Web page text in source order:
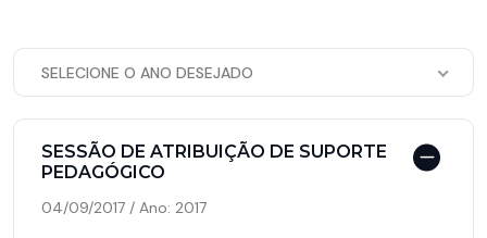
SELECIONE O ANO DESEJADO
SESSÃO DE ATRIBUIÇÃO DE SUPORTE
PEDAGÓGICO
04/09/2017 / Ano: 2017